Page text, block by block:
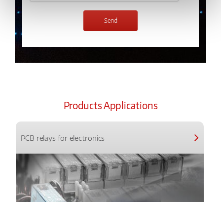
Products Applications
PCB relays for electronics